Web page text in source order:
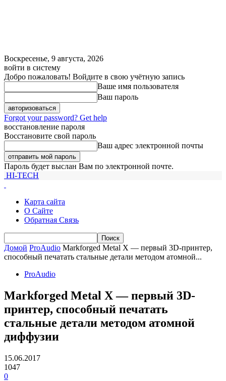
Воскресенье, 9 августа, 2026
войти в систему
Добро пожаловать! Войдите в свою учётную запись
Ваше имя пользователя
Ваш пароль
Forgot your password? Get help
восстановление пароля
Восстановите свой пароль
Ваш адрес электронной почты
Пароль будет выслан Вам по электронной почте.
HI-TECH
Карта сайта
О Сайте
Обратная Связь
Домой ProAudio Markforged Metal X — первый 3D-принтер,
способный печатать стальные детали методом атомной...
ProAudio
Markforged Metal X — первый 3D-
принтер, способный печатать
стальные детали методом атомной
диффузии
15.06.2017
1047
0